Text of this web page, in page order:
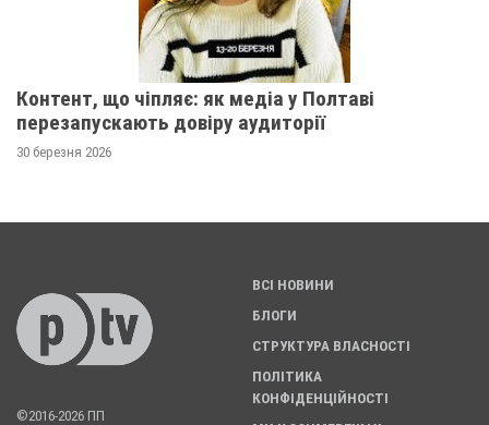
Контент, що чіпляє: як медіа у Полтаві
перезапускають довіру аудиторії
30 березня 2026
©2016-2026 ПП
ВСІ НОВИНИ
БЛОГИ
СТРУКТУРА ВЛАСНОСТІ
ПОЛІТИКА
КОНФІДЕНЦІЙНОСТІ